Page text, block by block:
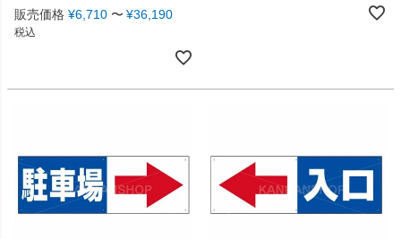
販売価格 ¥6,710 〜 ¥36,190
税込